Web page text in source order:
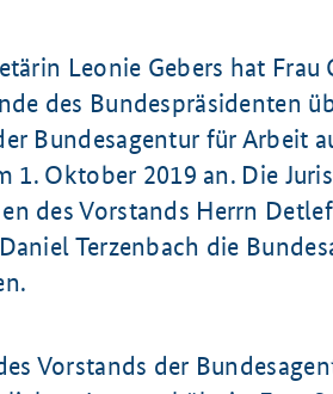
Leonie Gebers hat
des Bundespräsidenten
Bundesagentur für Arbeit
1. Oktober 2019 an. Die
des Vorstands Herrn
Terzenbach die
Vorstands der